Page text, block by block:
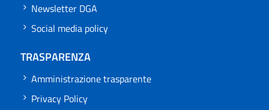
Newsletter DGA
Social media policy
TRASPARENZA
Amministrazione trasparente
Privacy Policy